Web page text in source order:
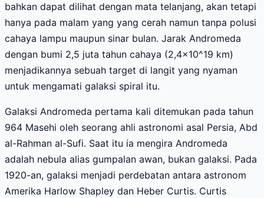
bahkan dapat dilihat dengan mata telanjang, akan tetapi
hanya pada malam yang yang cerah namun tanpa polusi
cahaya lampu maupun sinar bulan. Jarak Andromeda
dengan bumi 2,5 juta tahun cahaya (2,4×10^19 km)
menjadikannya sebuah target di langit yang nyaman
untuk mengamati galaksi spiral itu.
Galaksi Andromeda pertama kali ditemukan pada tahun
964 Masehi oleh seorang ahli astronomi asal Persia, Abd
al-Rahman al-Sufi. Saat itu ia mengira Andromeda
adalah nebula alias gumpalan awan, bukan galaksi. Pada
1920-an, galaksi menjadi perdebatan antara astronom
Amerika Harlow Shapley dan Heber Curtis. Curtis